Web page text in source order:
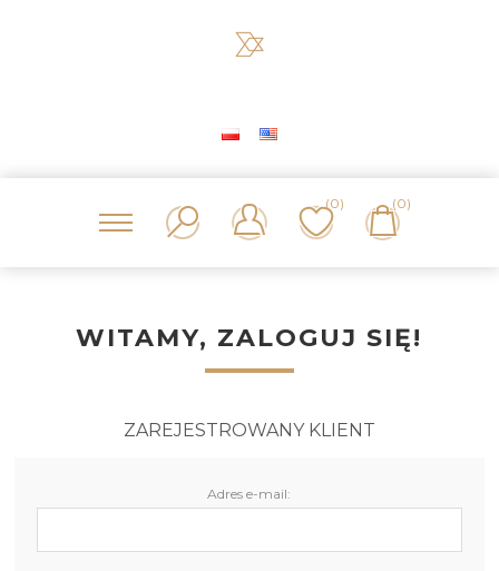
(0) (0)
WITAMY, ZALOGUJ SIĘ!
ZAREJESTROWANY KLIENT
Adres e-mail: